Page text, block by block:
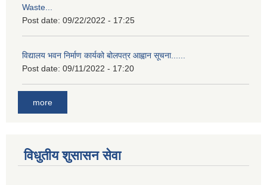
Waste...
Post date: 09/22/2022 - 17:25
विद्यालय भवन निर्माण कार्यको बोलपत्र आह्वान सूचना......
Post date: 09/11/2022 - 17:20
more
विधुतीय शुसासन सेवा